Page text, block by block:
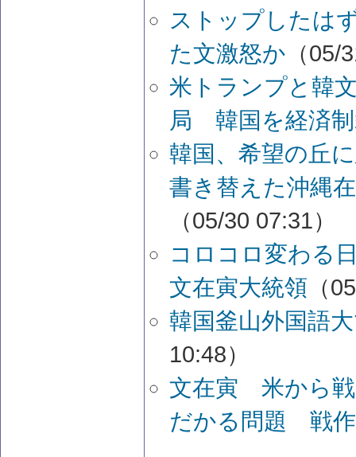
ストップしたは
た文激怒か （05/
米トランプと韓
局 韓国を経済
韓国、希望の丘
書き替えた沖縄
（05/30 07:31）
コロコロ変わる
文在寅大統領 （
韓国釜山外国語
10:48）
文在寅 米から
だかる問題 戦